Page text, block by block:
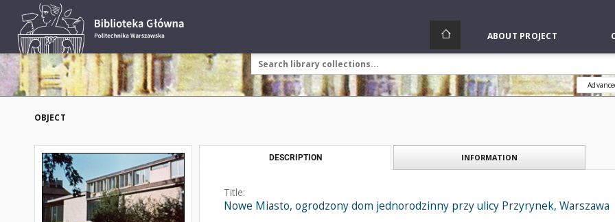
ABOUT PROJECT
OBJECT
DESCRIPTION INFORMATION
Title:
Nowe Miasto, ogrodzony dom jednorodzinny przy ulicy Przyrynek, Warszawa